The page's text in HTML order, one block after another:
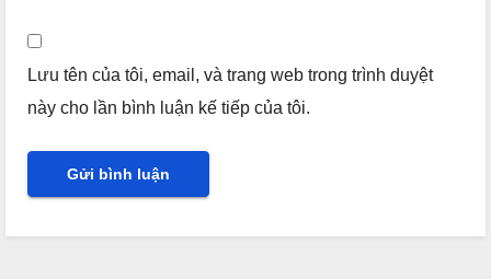
Lưu tên của tôi, email, và trang web trong trình duyệt
này cho lần bình luận kế tiếp của tôi.